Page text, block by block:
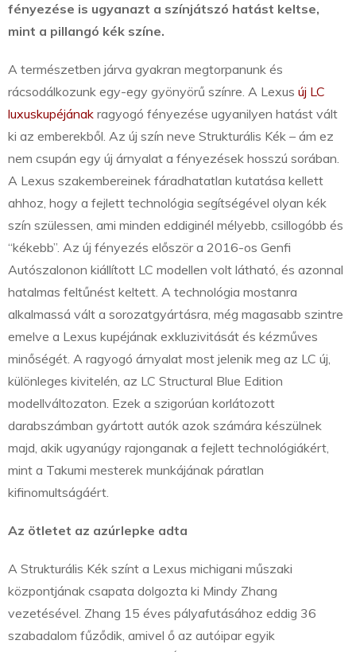
fényezése is ugyanazt a színjátszó hatást keltse,
mint a pillangó kék színe.
A természetben járva gyakran megtorpanunk és
rácsodálkozunk egy-egy gyönyörű színre. A Lexus új LC
luxuskupéjának ragyogó fényezése ugyanilyen hatást vált
ki az emberekből. Az új szín neve Strukturális Kék – ám ez
nem csupán egy új árnyalat a fényezések hosszú sorában.
A Lexus szakembereinek fáradhatatlan kutatása kellett
ahhoz, hogy a fejlett technológia segítségével olyan kék
szín szülessen, ami minden eddiginél mélyebb, csillogóbb és
“kékebb”. Az új fényezés először a 2016-os Genfi
Autószalonon kiállított LC modellen volt látható, és azonnal
hatalmas feltűnést keltett. A technológia mostanra
alkalmassá vált a sorozatgyártásra, még magasabb szintre
emelve a Lexus kupéjának exkluzivitását és kézműves
minőségét. A ragyogó árnyalat most jelenik meg az LC új,
különleges kivitelén, az LC Structural Blue Edition
modellváltozaton. Ezek a szigorúan korlátozott
darabszámban gyártott autók azok számára készülnek
majd, akik ugyanúgy rajonganak a fejlett technológiákért,
mint a Takumi mesterek munkájának páratlan
kifinomultságáért.
Az ötletet az azúrlepke adta
A Strukturális Kék színt a Lexus michigani műszaki
központjának csapata dolgozta ki Mindy Zhang
vezetésével. Zhang 15 éves pályafutásához eddig 36
szabadalom fűződik, amivel ő az autóipar egyik